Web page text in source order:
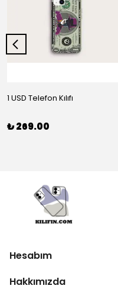
1 USD Telefon Kılıfı
₺ 269.00
Hesabım
Hakkımızda